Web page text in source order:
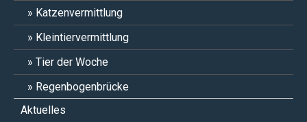
Katzenvermittlung
Kleintiervermittlung
Tier der Woche
Regenbogenbrücke
Aktuelles